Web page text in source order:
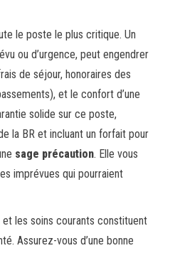
le poste le plus critique. Un
ou d’urgence, peut engendrer
de séjour, honoraires des
et le confort d’une
solide sur ce poste,
la BR et incluant un forfait pour
sage précaution. Elle vous
imprévues qui pourraient
les soins courants constituent
Assurez-vous d’une bonne